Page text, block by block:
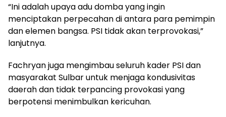
“Ini adalah upaya adu domba yang ingin
menciptakan perpecahan di antara para pemimpin
dan elemen bangsa. PSI tidak akan terprovokasi,”
lanjutnya.
Fachryan juga mengimbau seluruh kader PSI dan
masyarakat Sulbar untuk menjaga kondusivitas
daerah dan tidak terpancing provokasi yang
berpotensi menimbulkan kericuhan.